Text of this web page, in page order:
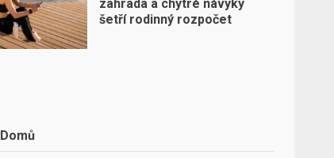
zahrada a chytré návyky
šetří rodinný rozpočet
Domů